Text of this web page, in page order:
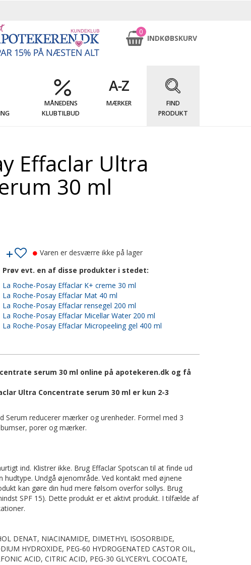
0
INDKØBSKURV
MÅNEDENS
KLUBTILBUD
MÆRKER
FIND
PRODUKT
Effaclar Ultra
30 ml
Varen er desværre ikke på lager
Prøv evt. en af disse produkter i stedet:
La Roche-Posay Effaclar K+ creme 30 ml
La Roche-Posay Effaclar Mat 40 ml
La Roche-Posay Effaclar rensegel 200 ml
La Roche-Posay Effaclar Micellar Water 200 ml
La Roche-Posay Effaclar Micropeeling gel 400 ml
serum 30 ml online på apotekeren.dk og få
Ultra Concentrate serum 30 ml er kun 2-3
Serum reducerer mærker og urenheder. Formel med 3
porer og mærker.
ind. Klistrer ikke. Brug Effaclar Spotscan til at finde ud
hudtype. Undgå øjenområde. Ved kontakt med øjnene
kan gøre din hud mere følsom overfor sollys. Brug
SPF 15). Dette produkt er et aktivt produkt. I tilfælde af
DENAT, NIACINAMIDE, DIMETHYL ISOSORBIDE,
HYDROXIDE, PEG-60 HYDROGENATED CASTOR OIL,
ACID, CITRIC ACID, PEG-30 GLYCERYL COCOATE,